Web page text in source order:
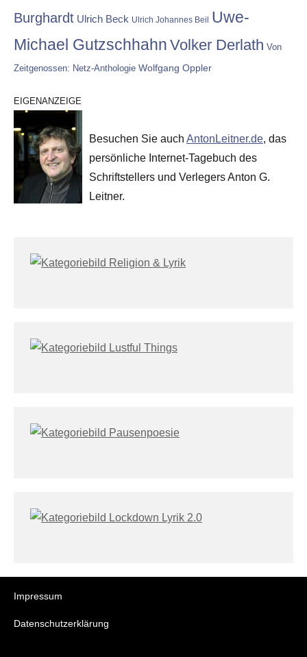
Burghardt Ulrich Beck Ulrich Johannes Beil Uwe-
Michael Gutzschhahn Volker Derlath Von
Zeitgenossen: Netz-Anthologie Wolfgang Oppler
EIGENANZEIGE
Besuchen Sie auch AntonLeitner.de, das
persönliche Internet-Tagebuch des
Schriftstellers und Verlegers Anton G.
Leitner.
Impressum
Datenschutzerklärung